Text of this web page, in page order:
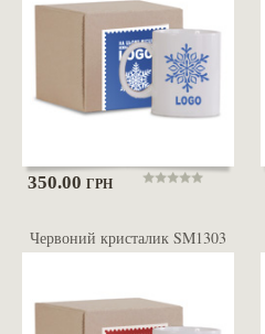
350.00 ГРН
Червоний кристалик SM1303